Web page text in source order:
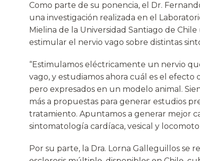
Como parte de su ponencia, el Dr.
una investigación realizada en el
Mielina de la Universidad Santiago de
estimular el nervio vago sobre distintas
“Estimulamos eléctricamente un nervio
vago, y estudiamos ahora cuál es el efecto
pero expresados en un modelo animal.
más a propuestas para generar estudios
tratamiento. Apuntamos a generar mejor
sintomatología cardíaca, vesical y
Por su parte, la Dra. Lorna Galleguillos se